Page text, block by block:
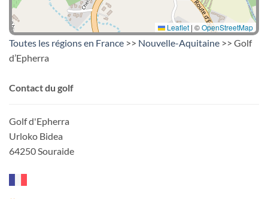
Leaflet | ©OpenStreetMap
Toutes les régions en France >> Nouvelle-Aquitaine >> Golf
d’Epherra
Contact du golf
Golf d'Epherra
Urloko Bidea
64250 Souraide